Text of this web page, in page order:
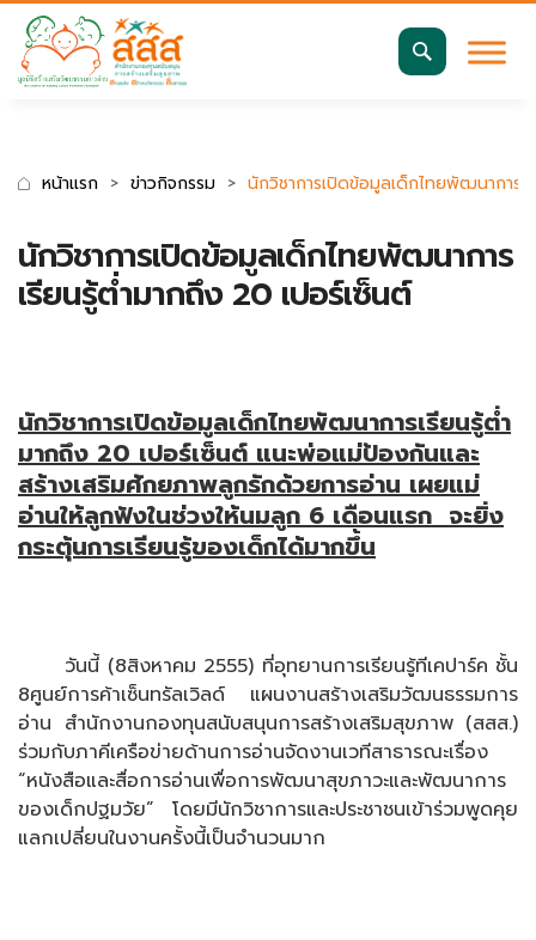
มาตรฐานการเข้าถึงเว็บ WCAG 2.2 AA
หน้าแรก ข่าวกิจกรรม นักวิชาการเปิดข้อมูลเด็กไทยพัฒนาการ
นักวิชาการเปิดข้อมูลเด็กไทยพัฒนาการ
เรียนรู้ต่ำมากถึง 20 เปอร์เซ็นต์
นักวิชาการเปิดข้อมูลเด็กไทยพัฒนาการเรียนรู้ต่ำ
มากถึง 20 เปอร์เซ็นต์ แนะพ่อแม่ป้องกันและ
สร้างเสริมศักยภาพลูกรักด้วยการอ่าน เผยแม่
อ่านให้ลูกฟังในช่วงให้นมลูก 6 เดือนแรก จะยิ่ง
กระตุ้นการเรียนรู้ของเด็กได้มากขึ้น
วันนี้ (8สิงหาคม 2555) ที่อุทยานการเรียนรู้ทีเคปาร์ค ชั้น
8ศูนย์การค้าเซ็นทรัลเวิลด์ แผนงานสร้างเสริมวัฒนธรรมการ
อ่าน สำนักงานกองทุนสนับสนุนการสร้างเสริมสุขภาพ (สสส.)
ร่วมกับภาคีเครือข่ายด้านการอ่านจัดงานเวทีสาธารณะเรื่อง
“หนังสือและสื่อการอ่านเพื่อการพัฒนาสุขภาวะและพัฒนาการ
ของเด็กปฐมวัย” โดยมีนักวิชาการและประชาชนเข้าร่วมพูดคุย
แลกเปลี่ยนในงานครั้งนี้เป็นจำนวนมาก